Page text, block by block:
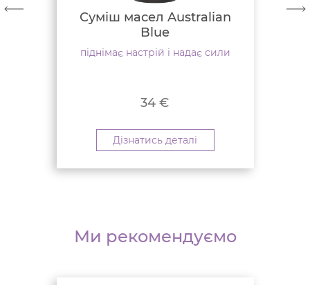
Суміш масел Australian
Blue
піднімає настрій і надає сили
34 €
Дізнатись деталі
Ми рекомендуємо